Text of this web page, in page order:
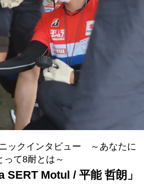
ックインタビュー ～あなたに
って8耐とは～
SERT Motul / 平能 哲朗」